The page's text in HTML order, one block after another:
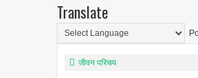
Translate
जीवन परिचय